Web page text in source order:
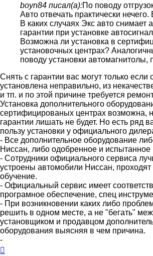
boyn84 писал(а):По поводу
Авто отвечать практически нечего.
В каких случаях Экс авто снимает
гарантии при установке
Возможна ли установка в
установочных центрах?
поводу установки автомагнитолы,
Снять с гарантии вас могут только если
установлена неправильно, из
и тп. и по этой причине требуется
Установка дополнительного
сертифицированых центрах возможна,
гарантии лишать не будет. Но есть ряд
пользу установки у официального
- Все дополнительное оборудование
Ниссан, либо одобренное и испытанное
- Сотрудники официального сервиса
устроены автомобили Ниссан,
обучение.
- Официальный сервис имеет
програмное обеспечение, спец
- При возникновении каких либо
решить в одном месте, а не "бегать"
установщиком и продавцом
оборудования выясняя в чем причина.
-